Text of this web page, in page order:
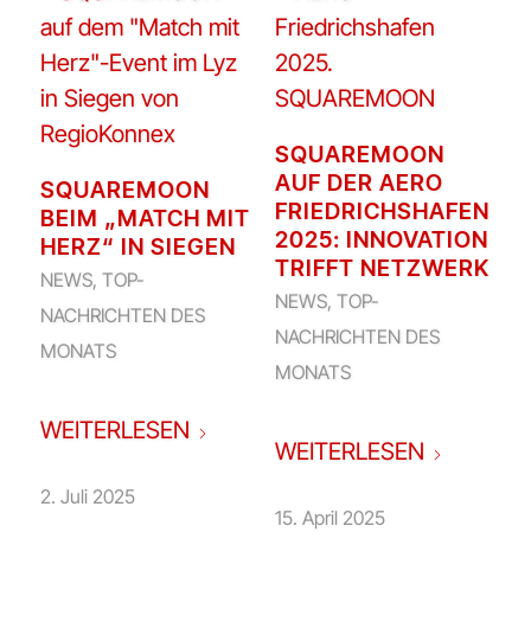
SQUAREMOON
BEIM „MATCH MIT
HERZ“ IN SIEGEN
NEWS, TOP-
NACHRICHTEN DES
MONATS
WEITERLESEN
2. Juli 2025
SQUAREMOON
AUF DER AERO
FRIEDRICHSHAFEN
2025: INNOVATION
TRIFFT NETZWERK
NEWS, TOP-
NACHRICHTEN DES
MONATS
WEITERLESEN
15. April 2025